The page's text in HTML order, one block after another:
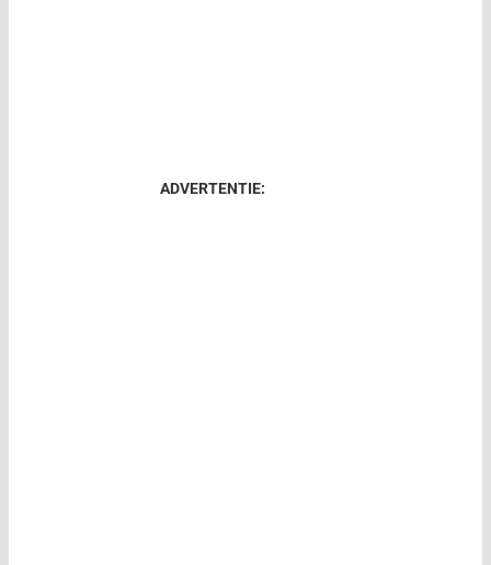
ADVERTENTIE: